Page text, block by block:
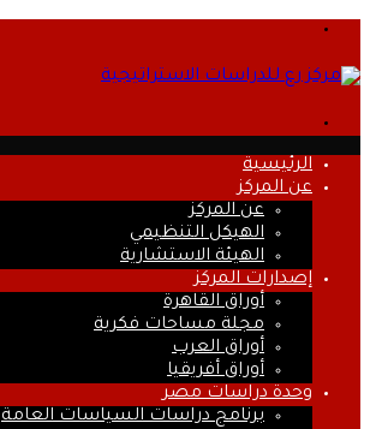
الرئيسية
عن المركز
عن المركز
الهيكل التنظيمي
الهيئة الاستشارية
إصدارات المركز
أوراق القاهرة
مجلة مساحات فكرية
أوراق العرب
أوراق أفريقيا
وحدة دراسات مصر
برنامج دراسات السياسات العامة